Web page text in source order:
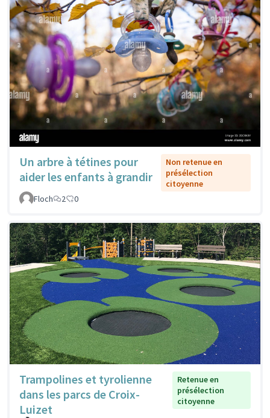
Un arbre à tétines pour
aider les enfants à grandir
Non retenue en
présélection
citoyenne
Floch
2 0
Trampolines et tyrolienne
dans les parcs de Croix-
Luizet
Retenue en
présélection
citoyenne